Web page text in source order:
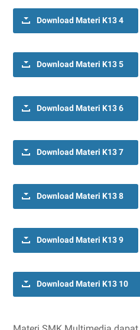
Download Materi K13 4
Download Materi K13 5
Download Materi K13 6
Download Materi K13 7
Download Materi K13 8
Download Materi K13 9
Download Materi K13 10